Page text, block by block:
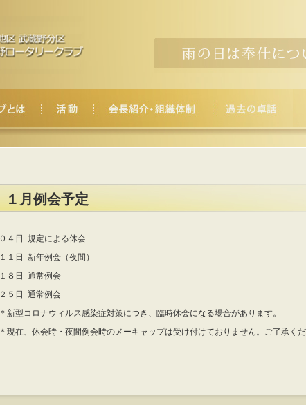
１月例会予定
０４日 規定による休会
１１日 新年例会（夜間）
１８日 通常例会
２５日 通常例会
＊新型コロナウィルス感染症対策につき、臨時休会になる場合があります。
＊現在、休会時・夜間例会時のメーキャップは受け付けておりません。ご了承くだ